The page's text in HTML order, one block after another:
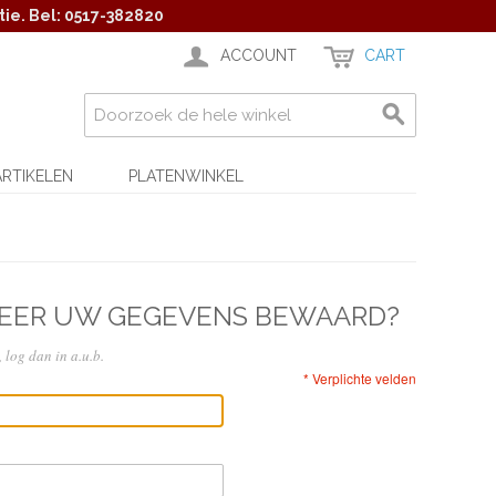
Bel: 0517-382820
ACCOUNT CART
PLATENWINKEL
UW GEGEVENS BEWAARD?
log dan in a.u.b.
* Verplichte velden